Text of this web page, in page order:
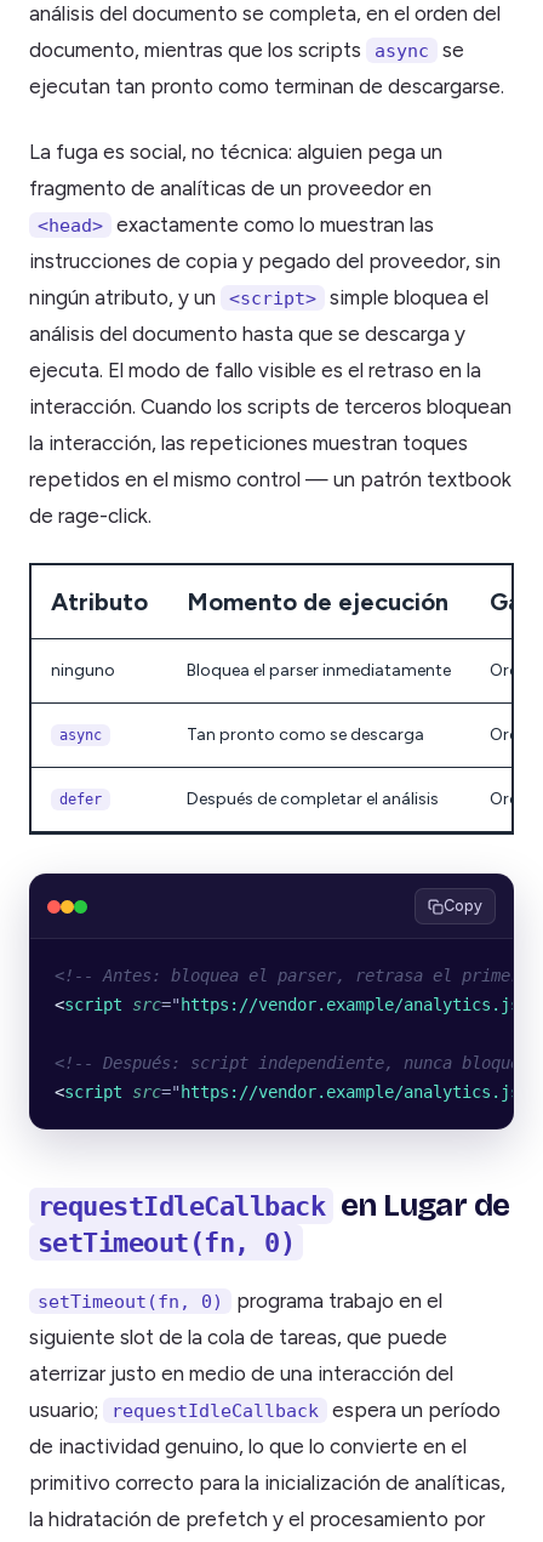
análisis del documento se completa, en el orden del
documento, mientras que los scripts
async
se
ejecutan tan pronto como terminan de descargarse.
La fuga es social, no técnica: alguien pega un
fragmento de analíticas de un proveedor en
<head>
exactamente como lo muestran las
instrucciones de copia y pegado del proveedor, sin
ningún atributo, y un
<script>
simple bloquea el
análisis del documento hasta que se descarga y
ejecuta. El modo de fallo visible es el retraso en la
interacción. Cuando los scripts de terceros bloquean
la interacción, las repeticiones muestran toques
repetidos en el mismo control — un patrón textbook
de rage-click.
Atributo Momento de ejecución
ninguno Bloquea el parser inmediatamente
async Tan pronto como se descarga Orden
defer Después de completar el análisis
Copy
<!-- Antes: bloquea el parser, retrasa el primer
<script src=" https://vendor.example/analytics.js
<!-- Después: script independiente, nunca
<script src=" https://vendor.example/analytics.js
requestIdleCallback en Lugar de
setTimeout(fn, 0)
setTimeout(fn, 0)
programa trabajo en el
siguiente slot de la cola de tareas, que puede
aterrizar justo en medio de una interacción del
usuario;
requestIdleCallback
espera un período
de inactividad genuino, lo que lo convierte en el
primitivo correcto para la inicialización de analíticas,
la hidratación de prefetch y el procesamiento por